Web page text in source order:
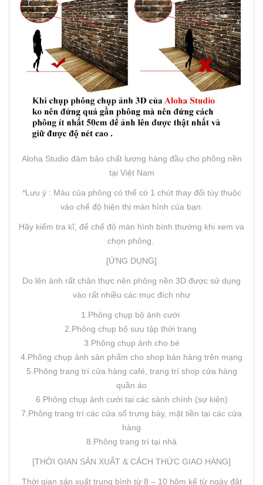
Aloha Studio đảm bảo chất lượng hàng đầu cho phông nền
tại Việt Nam
*Lưu ý : Màu của phông có thể có 1 chút thay đổi tùy thuộc
vào chế độ hiện thị màn hình của bạn.
Hãy kiểm tra kĩ, để chế độ màn hình bình thường khi xem va
chọn phông.
[ỨNG DỤNG]
Do lên ảnh rất chân thực nên phông nền 3D được sử dụng
vào rất nhiều các mục đích như
1.Phông chụp bộ ảnh cưới
2.Phông chụp bộ sưu tập thời trang
3.Phông chụp ảnh cho bé
4.Phông chụp ảnh sản phẩm cho shop bán hàng trên mạng
5.Phông trang trí cửa hàng café, trang trí shop cửa hàng
quần áo
6.Phông chụp ảnh cưới tại các sảnh chính (sự kiện)
7.Phông trang trí các cửa sổ trưng bày, mặt tiền tại các cửa
hàng
8.Phông trang trí tại nhà
[THỜI GIAN SẢN XUẤT & CÁCH THỨC GIAO HÀNG]
Thời gian sản xuất trung bình từ 8 – 10 hôm kể từ ngày đặt